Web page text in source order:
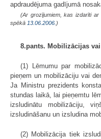
apdraudējuma gadījumā
(Ar grozījumiem, kas izdarīti ar
spēkā 13.06.2006.)
8.pants. Mobilizācijas
(1) Lēmumu par
pieņem un mobilizāciju vai
Ja Ministru prezidents
stundas laikā, lai pieņemtu
izsludinātu mobilizāciju,
izsludināšanu un izsludina
(2) Mobilizācija tiek